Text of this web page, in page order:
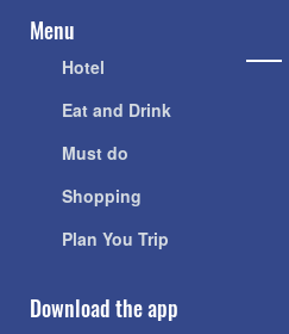
Menu
Hotel
Eat and Drink
Must do
Shopping
Plan You Trip
Download the app